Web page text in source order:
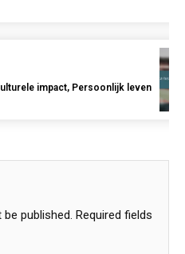
impact, Persoonlijk leven
published. Required fields